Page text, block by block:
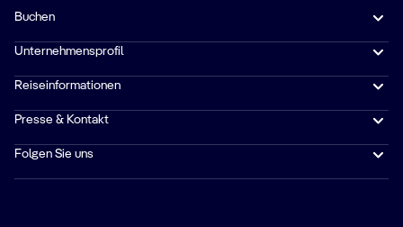
Buchen
Unternehmensprofil
Reiseinformationen
Presse & Kontakt
Folgen Sie uns